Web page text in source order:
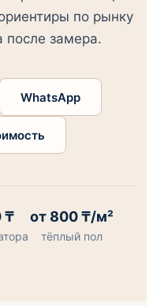
по рынку
замера.
WhatsApp
₸ от 800 ₸/м²
тёплый пол